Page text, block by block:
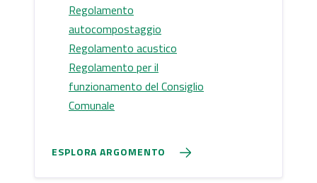
Regolamento
autocompostaggio
Regolamento acustico
Regolamento per il
funzionamento del Consiglio
Comunale
ESPLORA ARGOMENTO